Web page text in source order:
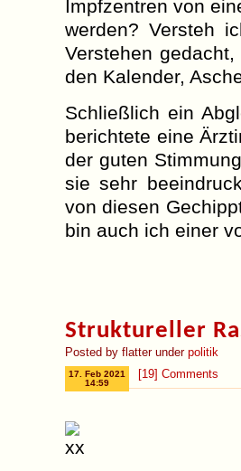
Impfzentren von
werden? Versteh
Verstehen
den Kalender,
Schließlich ein
berichtete eine
der guten
sie sehr
von diesen
bin auch ich einer
Struktureller
Posted by flatter under politik
[19] Comments
17. Feb 2021
14:59